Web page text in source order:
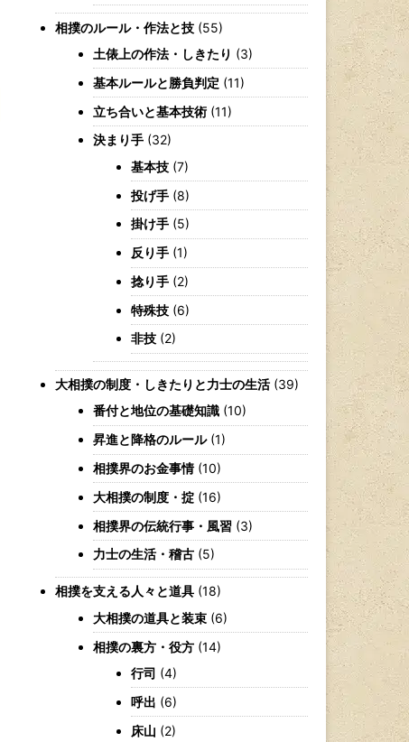
相撲のルール・作法と技 (55)
土俵上の作法・しきたり (3)
基本ルールと勝負判定 (11)
立ち合いと基本技術 (11)
決まり手 (32)
基本技 (7)
投げ手 (8)
掛け手 (5)
反り手 (1)
捻り手 (2)
特殊技 (6)
非技 (2)
大相撲の制度・しきたりと力士の生活 (39)
番付と地位の基礎知識 (10)
昇進と降格のルール(1)
相撲界のお金事情(10)
大相撲の制度・掟 (16)
相撲界の伝統行事・風習 (3)
力士の生活・稽古 (5)
相撲を支える人々と道具 (18)
大相撲の道具と装束 (6)
相撲の裏方・役方 (14)
行司 (4)
呼出 (6)
床山 (2)